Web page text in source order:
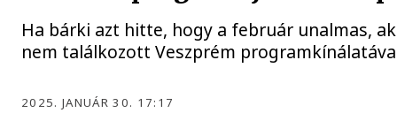
Ha bárki azt hitte, hogy a február unalmas,
nem találkozott Veszprém
2025. JANUÁR 30. 17:17